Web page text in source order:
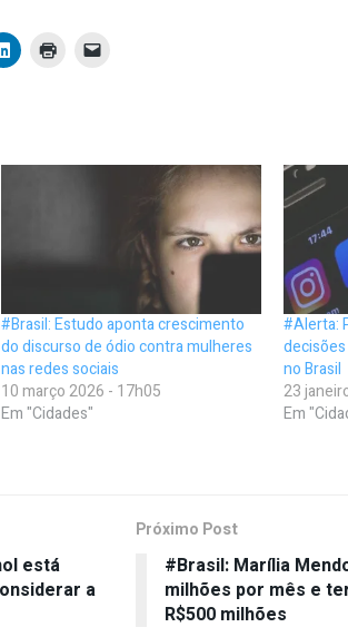
#Brasil: Estudo aponta crescimento
do discurso de ódio contra mulheres
nas redes sociais
10 março 2026 - 17h05
Em "Cidades"
#Alerta:
no Brasil
23
Em
está
a
Próximo Post
#Brasil: Marília
milhões por mês e
R$500 milhões